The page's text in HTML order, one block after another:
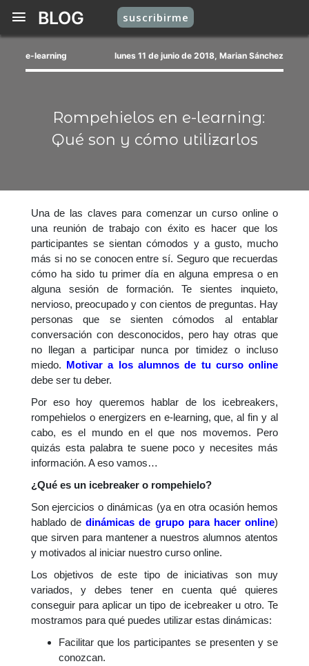
BLOG suscribirme
e-learning lunes 11 de junio de 2018, Marian Sánchez
Rompehielos en e-learning:
Qué son y cómo utilizarlos
Una de las claves para comenzar un curso online o
una reunión de trabajo con éxito es hacer que los
participantes se sientan cómodos y a gusto, mucho
más si no se conocen entre sí. Seguro que recuerdas
cómo ha sido tu primer día en alguna empresa o en
alguna sesión de formación. Te sientes inquieto,
nervioso, preocupado y con cientos de preguntas. Hay
personas que se sienten cómodos al entablar
conversación con desconocidos, pero hay otras que
no llegan a participar nunca por timidez o incluso
miedo. Motivar a los alumnos de tu curso online
debe ser tu deber.
Por eso hoy queremos hablar de los icebreakers,
rompehielos o energizers en e-learning, que, al fin y al
cabo, es el mundo en el que nos movemos. Pero
quizás esta palabra te suene poco y necesites más
información. A eso vamos…
¿Qué es un icebreaker o rompehielo?
Son ejercicios o dinámicas (ya en otra ocasión hemos
hablado dedinámicas de grupo para hacer online)
que sirven para mantener a nuestros alumnos atentos
y motivados al iniciar nuestro curso online.
Los objetivos de este tipo de iniciativas son muy
variados, y debes tener en cuenta qué quieres
conseguir para aplicar un tipo de icebreaker u otro. Te
mostramos para qué puedes utilizar estas dinámicas:
Facilitar que los participantes se presenten y se
conozcan.